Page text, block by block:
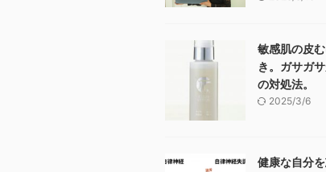
敏感肌の皮
き。ガサガ
の対処法。
2025/3/6
健康な自分を